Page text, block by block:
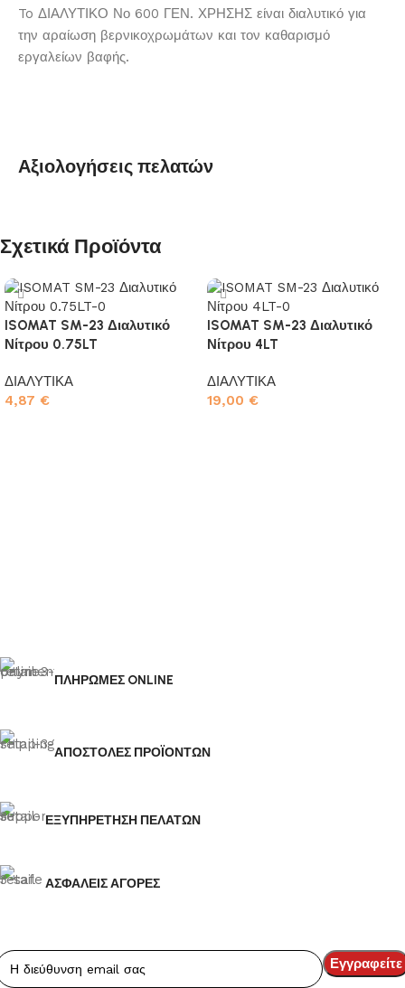
To ΔΙΑΛΥΤΙΚΟ Νο 600 ΓΕΝ. ΧΡΗΣΗΣ είναι διαλυτικό για
την αραίωση βερνικοχρωμάτων και τον καθαρισμό
εργαλείων βαφής.
Αξιολογήσεις πελατών
Σχετικά Προϊόντα
ISOMAT SM-23 Διαλυτικό
Νίτρου 0.75LT
ΔΙΑΛΥΤΙΚΑ
4,87 €
ISOMAT SM-23 Διαλυτικό
Νίτρου 4LT
ΔΙΑΛΥΤΙΚΑ
19,00 €
ΠΛΗΡΩΜΕΣ ONLINE
ΑΠΟΣΤΟΛΕΣ ΠΡΟΪΟΝΤΩΝ
ΕΞΥΠΗΡΕΤΗΣΗ ΠΕΛΑΤΩΝ
ΑΣΦΑΛΕΙΣ ΑΓΟΡΕΣ